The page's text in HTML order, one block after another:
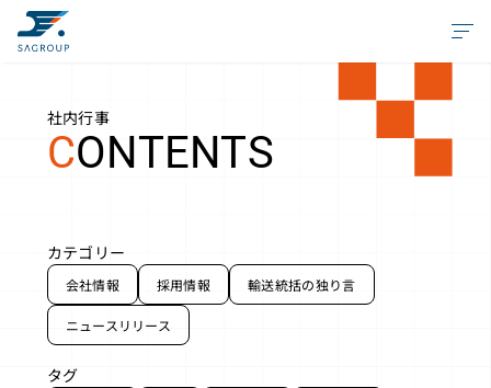
社内行事
CONTENTS
カテゴリー
会社情報 採用情報 輸送統括の独り言
ニュースリリース
タグ